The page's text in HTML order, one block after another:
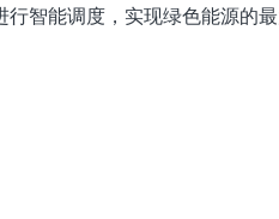
智能调度，实现绿色能源的